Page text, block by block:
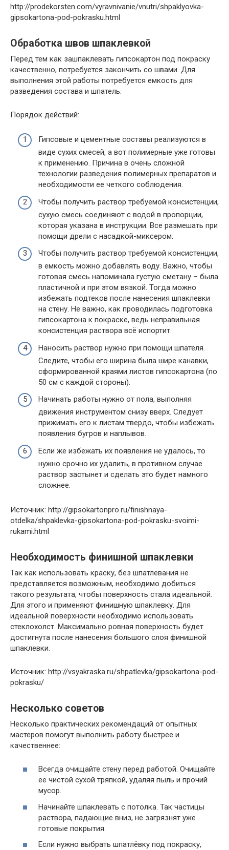
http://prodekorsten.com/vyravnivanie/vnutri/shpaklyovka-
gipsokartona-pod-pokrasku.html
Обработка швов шпаклевкой
Перед тем как зашпаклевать гипсокартон под покраску
качественно, потребуется закончить со швами. Для
выполнения этой работы потребуется емкость для
разведения состава и шпатель.
Порядок действий:
Гипсовые и цементные составы реализуются в
виде сухих смесей, а вот полимерные уже готовы
к применению. Причина в очень сложной
технологии разведения полимерных препаратов и
необходимости ее четкого соблюдения.
Чтобы получить раствор требуемой консистенции,
сухую смесь соединяют с водой в пропорции,
которая указана в инструкции. Все размешать при
помощи дрели с насадкой-миксером.
Чтобы получить раствор требуемой консистенции,
в емкость можно добавлять воду. Важно, чтобы
готовая смесь напоминала густую сметану – была
пластичной и при этом вязкой. Тогда можно
избежать подтеков после нанесения шпаклевки
на стену. Не важно, как проводилась подготовка
гипсокартона к покраске, ведь неправильная
консистенция раствора всё испортит.
Наносить раствор нужно при помощи шпателя.
Следите, чтобы его ширина была шире канавки,
сформированной краями листов гипсокартона (по
50 см с каждой стороны).
Начинать работы нужно от пола, выполняя
движения инструментом снизу вверх. Следует
прижимать его к листам твердо, чтобы избежать
появления бугров и наплывов.
Если же избежать их появления не удалось, то
нужно срочно их удалить, в противном случае
раствор застынет и сделать это будет намного
сложнее.
Источник: http://gipsokartonpro.ru/finishnaya-
otdelka/shpaklevka-gipsokartona-pod-pokrasku-svoimi-
rukami.html
Необходимость финишной шпаклевки
Так как использовать краску, без шпатлевания не
представляется возможным, необходимо добиться
такого результата, чтобы поверхность стала идеальной.
Для этого и применяют финишную шпаклевку. Для
идеальной поверхности необходимо использовать
стеклохолст. Максимально ровная поверхность будет
достигнута после нанесения большого слоя финишной
шпаклевки.
Источник: http://vsyakraska.ru/shpatlevka/gipsokartona-pod-
pokrasku/
Несколько советов
Несколько практических рекомендаций от опытных
мастеров помогут выполнить работу быстрее и
качественнее:
Всегда очищайте стену перед работой. Очищайте
её чистой сухой тряпкой, удаляя пыль и прочий
мусор.
Начинайте шпаклевать с потолка. Так частицы
раствора, падающие вниз, не загрязнят уже
готовые покрытия.
Если нужно выбрать шпатлёвку под покраску,